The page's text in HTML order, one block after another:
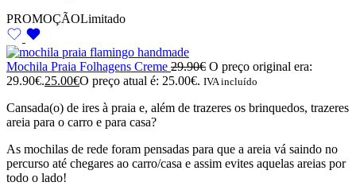
PROMOÇÃOLimitado
Mochila Praia Folhagens Creme 29.90€ O preço original era:
29.90€.25.00€O preço atual é: 25.00€. IVA incluído
Cansada(o) de ires à praia e, além de trazeres os brinquedos, trazeres
areia para o carro e para casa?
As mochilas de rede foram pensadas para que a areia vá saindo no
percurso até chegares ao carro/casa e assim evites aquelas areias por
todo o lado!